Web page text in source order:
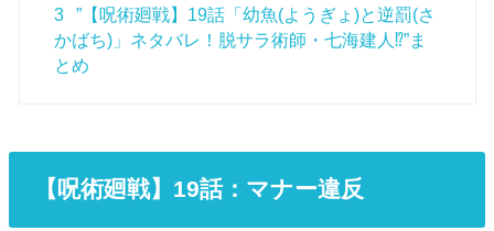
3
”【呪術廻戦】19話「幼魚(ようぎょ)と逆罰(さ
かばち)」ネタバレ！脱サラ術師・七海建人⁉”ま
とめ
【呪術廻戦】19話：マナー違反